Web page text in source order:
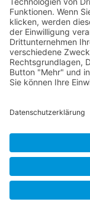
Rechtliches
Widerrufsrecht
Impressum
Cookie-
AGB